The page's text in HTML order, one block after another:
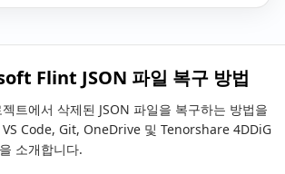
Flint JSON 파일 복구 방법
트에서 삭제된 JSON 파일을 복구하는 방법을
Code, Git, OneDrive 및 Tenorshare 4DDiG
소개합니다.